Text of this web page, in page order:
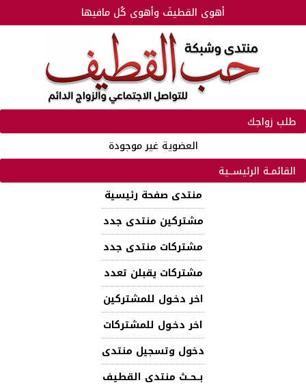
أهوى القطيفَ وأهوى كُل مافيها
طلب زواجك
العضوية غير موجودة
القائمـة الرئيســية
منتدى صفحة رئيسية
مشتركين منتدى جدد
مشتركات منتدى جدد
مشتركات يقبلن تعدد
اخر دخـول للمشتركين
اخر دخـول للمشتركات
دخول وتسجيل منتدى
بــحــث منتدى القطيف